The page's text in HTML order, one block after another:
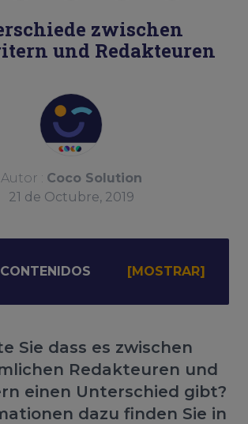
zwischen
und Redakteuren
Autor : Coco Solution
21 de Octubre, 2019
Sie dass es zwischen
Redakteuren und
einen Unterschied gibt?
dazu finden Sie in